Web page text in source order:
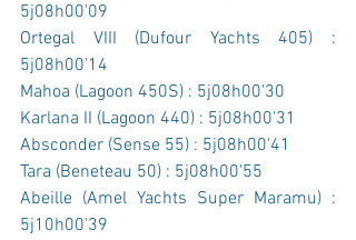
5j08h00'09
Ortegal VIII (Dufour Yachts 405) :
5j08h00'14
Mahoa (Lagoon 450S) : 5j08h00'30
Karlana II (Lagoon 440) : 5j08h00'31
Absconder (Sense 55) : 5j08h00'41
Tara (Beneteau 50) : 5j08h00'55
Abeille (Amel Yachts Super Maramu) :
5j10h00'39